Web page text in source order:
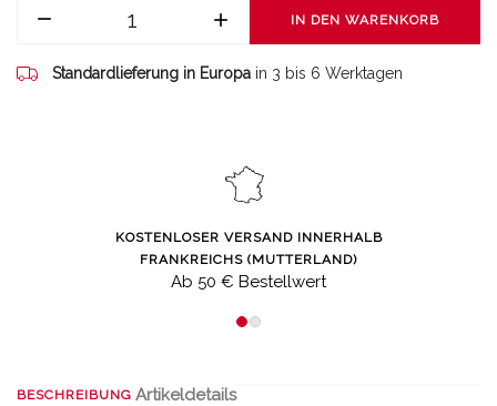
IN DEN WARENKORB
Standardlieferung in Europa in 3 bis 6 Werktagen
KOSTENLOSER VERSAND INNERHALB
FRANKREICHS (MUTTERLAND)
Ab 50 € Bestellwert
BESCHREIBUNG Artikeldetails